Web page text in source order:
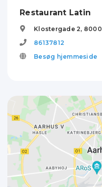
Restaurant Latin
Klostergade 2, 8000
86137812
Besøg hjemmeside